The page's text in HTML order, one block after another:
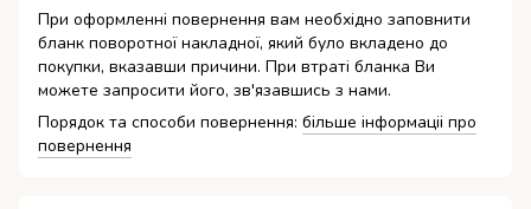
При оформленні повернення вам необхідно заповнити
бланк поворотної накладної, який було вкладено до
покупки, вказавши причини. При втраті бланка Ви
можете запросити його, зв'язавшись з нами.
Порядок та способи повернення: більше інформаціі про
повернення